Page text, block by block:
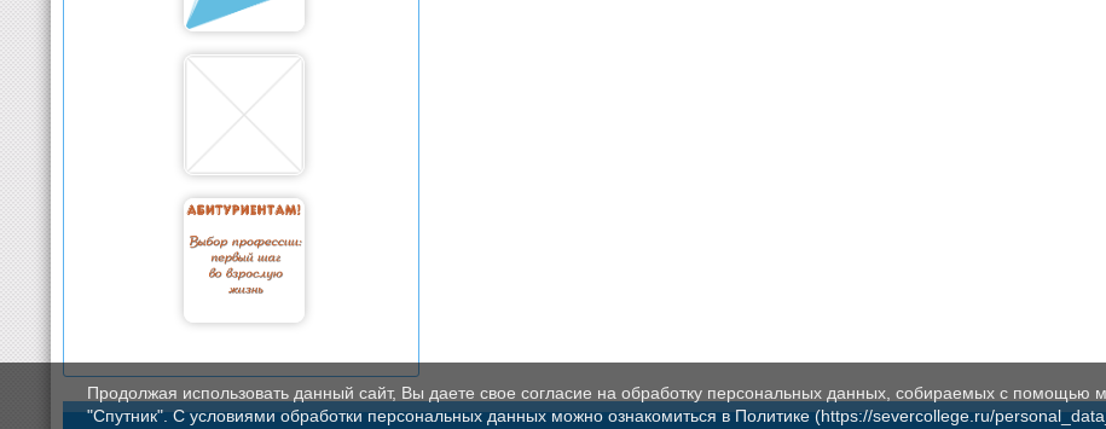
Продолжая использовать данный сайт, Вы даете свое согласие на обработку персональных данных, собираемых с помощью
"Спутник". С условиями обработки персональных данных можно ознакомиться в Политике (https://severcollege.ru/